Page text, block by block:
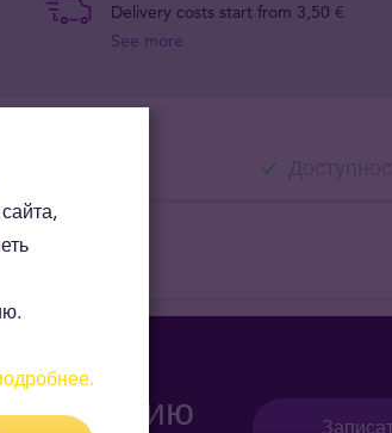
Delivery costs start from 3,50 €
See more